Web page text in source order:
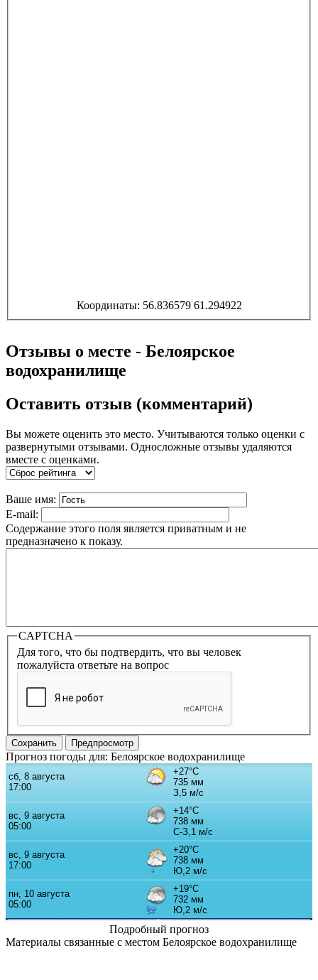
Координаты: 56.836579 61.294922
Отзывы о месте - Белоярское
водохранилище
Оставить отзыв (комментарий)
Вы можете оценить это место. Учитываются только оценки с
развернутыми отзывами. Односложные отзывы удаляются
вместе с оценками.
Ваше имя:
E-mail:
Содержание этого поля является приватным и не
предназначено к показу.
CAPTCHA
Для того, что бы подтвердить, что вы человек
пожалуйста ответьте на вопрос
Прогноз погоды для: Белоярское водохранилище
Подробный прогноз
Материалы связанные с местом Белоярское водохранилище